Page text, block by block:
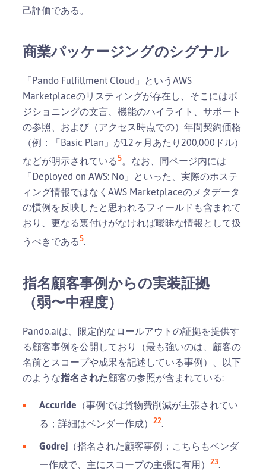
己評価である。
商業パッケージングのシグナル
「Pando Fulfillment Cloud」というAWS
Marketplaceのリスティングが存在し、そこにはポ
ジショニングの文言、機能のハイライト、サポート
の参照、および（アクセス時点での）年間契約価格
（例：「Basic Plan」が12ヶ月あたり200,000ドル）
などが明示されている5。なお、同ページ内には
「Deployed on AWS: No」といった、実際のホステ
ィング情報ではなくAWS Marketplaceのメタデータ
の慣例を反映したと思われるフィールドも含まれて
おり、更なる裏付けがなければ曖昧な情報として扱
うべきである5.
指名顧客事例からの実装証拠
（弱〜中程度）
Pando.aiは、限定的なロールアウトの証拠を提供す
る顧客事例を公開しており（最も強いのは、顧客の
名前とスコープや成果を記述している事例）、以下
のような指名された顧客の参照が含まれている:
Accuride （事例では貨物費削減が主張されてい
る；詳細はベンダー作成） 22.
Godrej （指名された顧客事例；こちらもベンダ
ー作成で、主にスコープの主張に有用） 23.